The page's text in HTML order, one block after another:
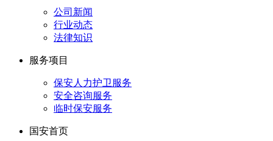
公司新闻
行业动态
法律知识
服务项目
保安人力护卫服务
安全咨询服务
临时保安服务
国安首页